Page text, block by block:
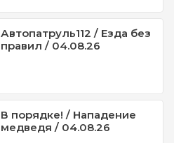
Автопатруль112 / Езда без
правил / 04.08.26
В порядке! / Нападение
медведя / 04.08.26